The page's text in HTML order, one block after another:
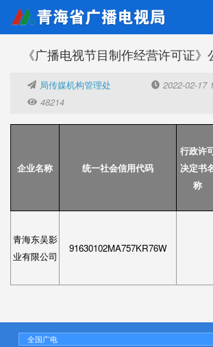
《广播电视节目制作经营许可证》
局传媒机构管理处
2022-02-17
48214
企业名称 统一社会信用代码
行政许
决定书
称
青海东吴影
业有限公司
91630102MA757KR76W
全国广电